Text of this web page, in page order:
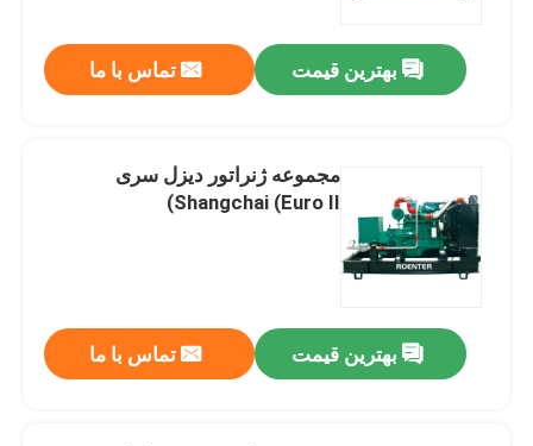
بهترین قیمت تماس با ما
مجموعه ژنراتور دیزل سری
Shangchai (Euro II)
بهترین قیمت تماس با ما